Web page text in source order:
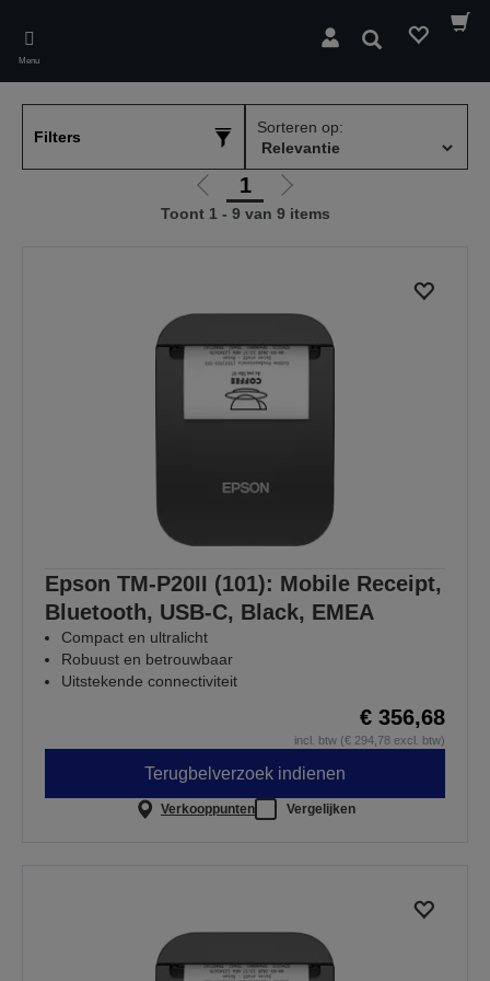
main
content
Menu
Zoeken
Filters
Sorteren op:
Ga
naar
1
Ga
naar
Toont 1 - 9 van 9 items
Epson TM-P20II (101): Mobile Receipt,
Bluetooth, USB-C, Black, EMEA
Compact en ultralicht
Robuust en betrouwbaar
Uitstekende connectiviteit
€ 356,68
incl. btw (€ 294,78 excl. btw)
Terugbelverzoek indienen
Verkooppunten Vergelijken